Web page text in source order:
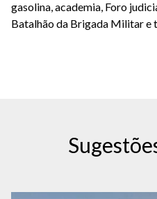
gasolina, academia, Foro
Batalhão da Brigada Militar e